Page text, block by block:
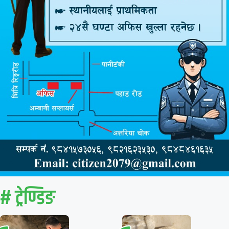
# ट्रेण्डिङ